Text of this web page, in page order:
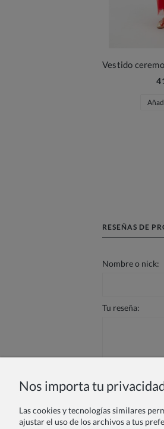
RESEÑAS DE
Nombre o nick:
Tu reseña:
Enviar
Nos importa tu
Las cookies y tecnologías similares
ajustar el uso de los archivos a tus